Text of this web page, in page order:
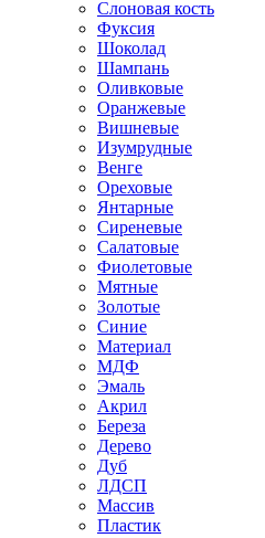
Слоновая кость
Фуксия
Шоколад
Шампань
Оливковые
Оранжевые
Вишневые
Изумрудные
Венге
Ореховые
Янтарные
Сиреневые
Салатовые
Фиолетовые
Мятные
Золотые
Синие
Материал
МДФ
Эмаль
Акрил
Береза
Дерево
Дуб
ЛДСП
Массив
Пластик